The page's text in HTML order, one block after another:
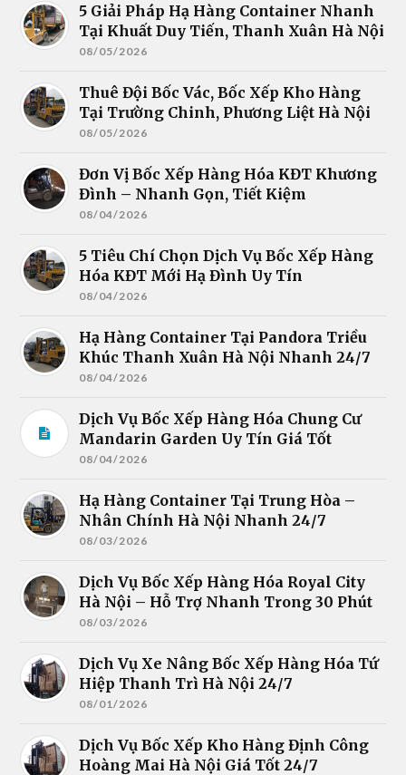
5 Giải Pháp Hạ Hàng Container Nhanh
Tại Khuất Duy Tiến, Thanh Xuân Hà Nội
08/05/2026
Thuê Đội Bốc Vác, Bốc Xếp Kho Hàng
Tại Trường Chinh, Phương Liệt Hà Nội
08/05/2026
Đơn Vị Bốc Xếp Hàng Hóa KĐT Khương
Đình – Nhanh Gọn, Tiết Kiệm
08/04/2026
5 Tiêu Chí Chọn Dịch Vụ Bốc Xếp Hàng
Hóa KĐT Mới Hạ Đình Uy Tín
08/04/2026
Hạ Hàng Container Tại Pandora Triều
Khúc Thanh Xuân Hà Nội Nhanh 24/7
08/04/2026
Dịch Vụ Bốc Xếp Hàng Hóa Chung Cư
Mandarin Garden Uy Tín Giá Tốt
08/04/2026
Hạ Hàng Container Tại Trung Hòa –
Nhân Chính Hà Nội Nhanh 24/7
08/03/2026
Dịch Vụ Bốc Xếp Hàng Hóa Royal City
Hà Nội – Hỗ Trợ Nhanh Trong 30 Phút
08/03/2026
Dịch Vụ Xe Nâng Bốc Xếp Hàng Hóa Tứ
Hiệp Thanh Trì Hà Nội 24/7
08/01/2026
Dịch Vụ Bốc Xếp Kho Hàng Định Công
Hoàng Mai Hà Nội Giá Tốt 24/7